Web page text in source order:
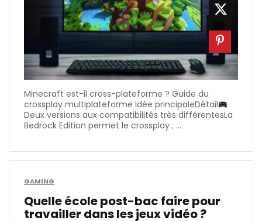
Minecraft est-il cross-plateforme ? Guide du
crossplay multiplateforme Idée principaleDétail
Deux versions aux compatibilités très différentesLa
Bedrock Edition permet le crossplay ; ...
GAMING
Quelle école post-bac faire pour
travailler dans les jeux vidéo ?